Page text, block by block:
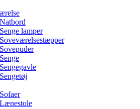
Natbord
Senge lamper
Soveværelsestæpper
Sovepuder
Senge
Sengegavle
Sengetøj
Sofaer
Lænestole